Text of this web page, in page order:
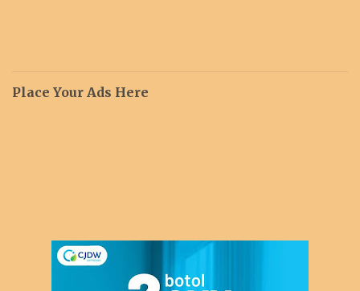
Place Your Ads Here